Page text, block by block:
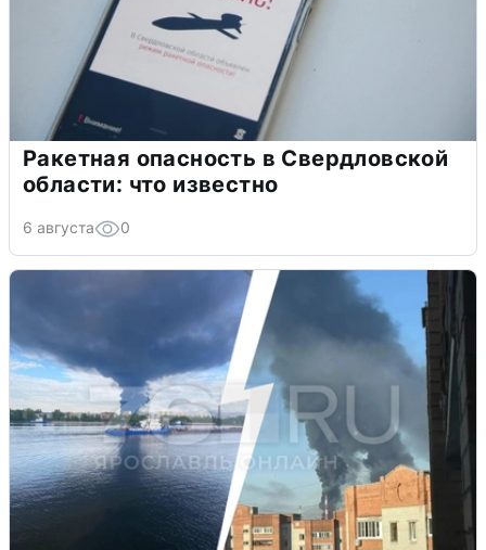
Ракетная опасность в Свердловской
области: что известно
6 августа 0